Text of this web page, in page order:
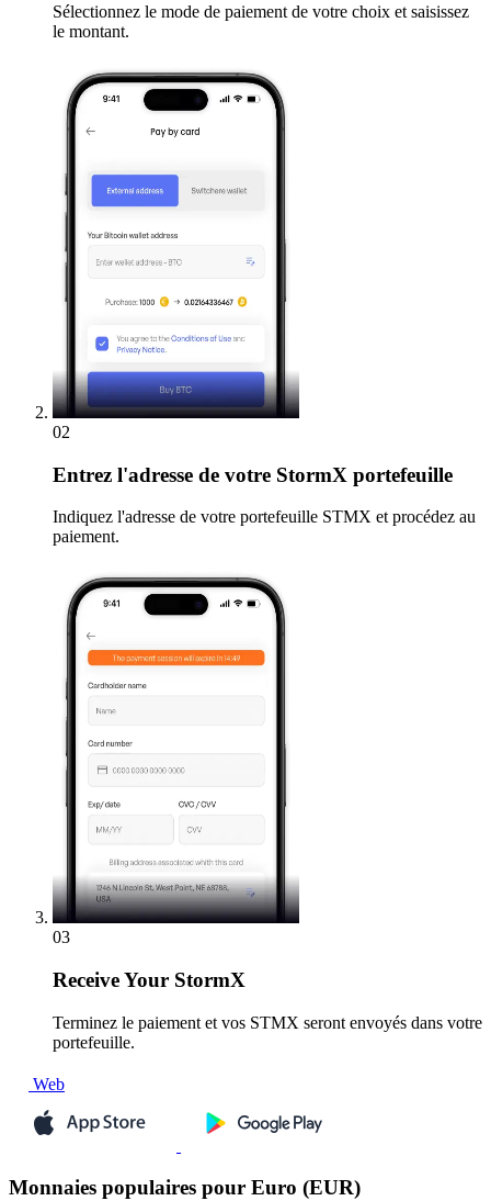
Sélectionnez le mode de paiement de votre choix et saisissez
le montant.
02
Entrez l'adresse de votre StormX portefeuille
Indiquez l'adresse de votre portefeuille STMX et procédez au
paiement.
03
ReceiveYour StormX
Terminez le paiement et vos STMX seront envoyés dans votre
portefeuille.
Web
Monnaies populaires pour Euro (EUR)